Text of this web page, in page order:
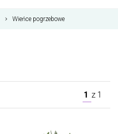
Wieńce pogrzebowe
1 z 1